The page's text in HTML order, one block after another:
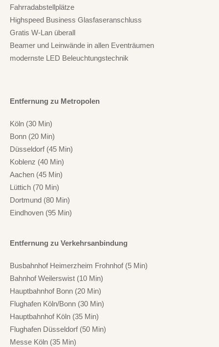
Fahrradabstellplätze
Highspeed Business Glasfaseranschluss
Gratis W-Lan überall
Beamer und Leinwände in allen Eventräumen
modernste LED Beleuchtungstechnik
Entfernung zu Metropolen
Köln (30 Min)
Bonn (20 Min)
Düsseldorf (45 Min)
Koblenz (40 Min)
Aachen (45 Min)
Lüttich (70 Min)
Dortmund (80 Min)
Eindhoven (95 Min)
Entfernung zu Verkehrsanbindung
Busbahnhof Heimerzheim Frohnhof (5 Min)
Bahnhof Weilerswist (10 Min)
Hauptbahnhof Bonn (20 Min)
Flughafen Köln/Bonn (30 Min)
Hauptbahnhof Köln (35 Min)
Flughafen Düsseldorf (50 Min)
Messe Köln (35 Min)